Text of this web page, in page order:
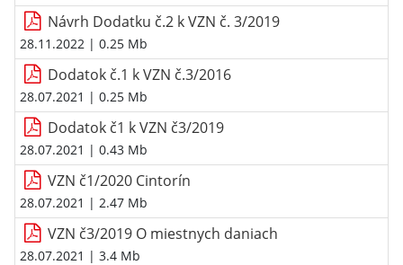
Návrh Dodatku č.2 k VZN č. 3/2019
28.11.2022 | 0.25 Mb
Dodatok č.1 k VZN č.3/2016
28.07.2021 | 0.25 Mb
Dodatok č1 k VZN č3/2019
28.07.2021 | 0.43 Mb
VZN č1/2020 Cintorín
28.07.2021 | 2.47 Mb
VZN č3/2019 O miestnych daniach
28.07.2021 | 3.4 Mb